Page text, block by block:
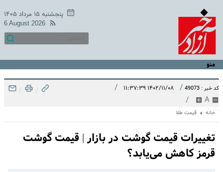
پنجشنبه ۱۵ مرداد ۱۴۰۵
6 August 2026
منو
کد خبر : 49073 / ۱۴۰۲/۱۱/۰۸ ۱۱:۳۷:۳۹ /
A
/
/
/
خانه قیمت طلا
تغییرات قیمت گوشت در بازار | قیمت گوشت
قرمز کاهش می‌یابد؟